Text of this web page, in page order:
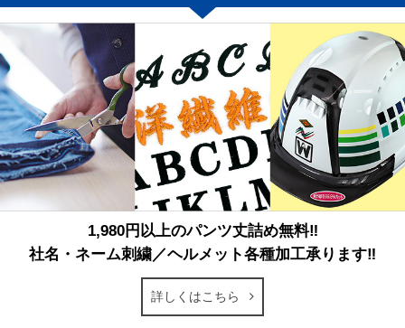
1,980円以上のパンツ丈詰め無料‼
社名・ネーム刺繍／ヘルメット各種加工承ります‼
詳しくはこちら